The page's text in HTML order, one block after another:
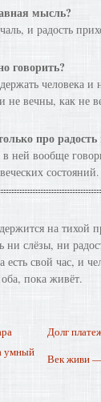
мысль?
и радость
говорить?
человека и
не вечны, как не
про радость
ней вообще
состояний.
на тихой
ни слёзы, ни
есть свой час, и
пока живёт.
Долг
умный
Век живи